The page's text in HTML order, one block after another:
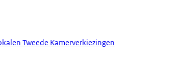
Tweede Kamerverkiezingen